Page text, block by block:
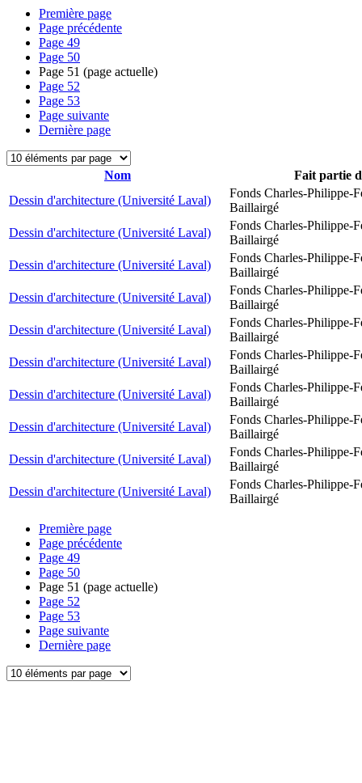
Première page
Page précédente
Page 49
Page 50
Page 51 (page actuelle)
Page 52
Page 53
Page suivante
Dernière page
Nom
Fait partie
Dessin d'architecture (Université Laval)
Fonds Charles-Philippe-
Baillairgé
Dessin d'architecture (Université Laval)
Fonds Charles-Philippe-
Baillairgé
Dessin d'architecture (Université Laval)
Fonds Charles-Philippe-
Baillairgé
Dessin d'architecture (Université Laval)
Fonds Charles-Philippe-
Baillairgé
Dessin d'architecture (Université Laval)
Fonds Charles-Philippe-
Baillairgé
Dessin d'architecture (Université Laval)
Fonds Charles-Philippe-
Baillairgé
Dessin d'architecture (Université Laval)
Fonds Charles-Philippe-
Baillairgé
Dessin d'architecture (Université Laval)
Fonds Charles-Philippe-
Baillairgé
Dessin d'architecture (Université Laval)
Fonds Charles-Philippe-
Baillairgé
Dessin d'architecture (Université Laval)
Fonds Charles-Philippe-
Baillairgé
Première page
Page précédente
Page 49
Page 50
Page 51 (page actuelle)
Page 52
Page 53
Page suivante
Dernière page